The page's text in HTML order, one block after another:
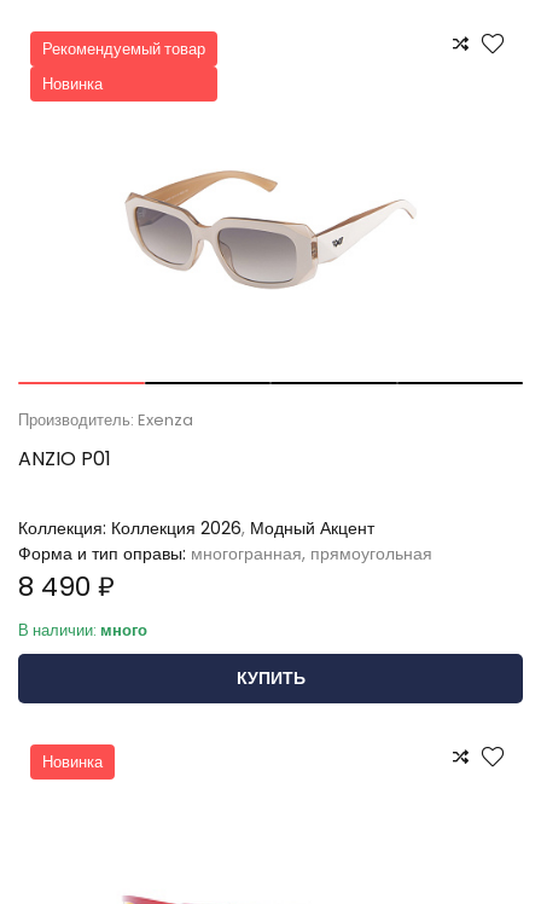
Рекомендуемый товар
Новинка
Производитель: Exenza
ANZIO P01
Коллекция: Коллекция 2026, Модный Акцент
Форма и тип оправы: многогранная, прямоугольная
8 490 ₽
В наличии: много
КУПИТЬ
Новинка